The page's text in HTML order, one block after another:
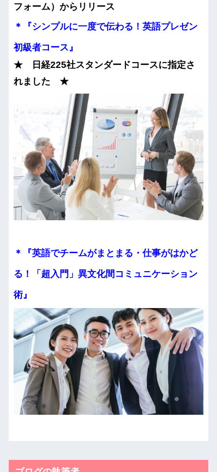
フォーム）からリリース
＊『シンプルに一度で伝わる！英語プレゼン
初級者コース』
★ 日経225社スタンダードコースに指定さ
れました ★
＊『英語でチームがまとまる・仕事がはかど
る！ 「超入門」異文化間コミュニケーション
術』